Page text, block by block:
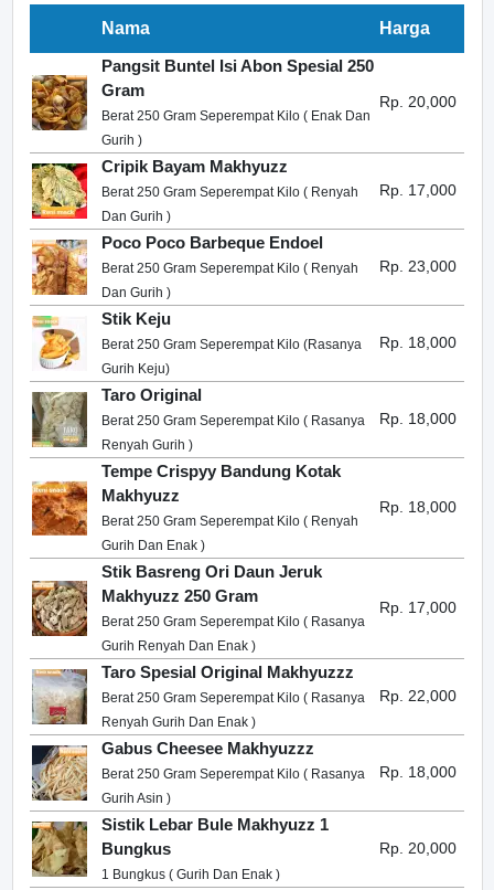
Nama
Harga
Pangsit Buntel Isi Abon Spesial 250
Gram
Berat 250 Gram Seperempat Kilo ( Enak Dan
Gurih )
Rp. 20,000
Cripik Bayam Makhyuzz
Berat 250 Gram Seperempat Kilo ( Renyah
Dan Gurih )
Rp. 17,000
Poco Poco Barbeque Endoel
Berat 250 Gram Seperempat Kilo ( Renyah
Dan Gurih )
Rp. 23,000
Stik Keju
Berat 250 Gram Seperempat Kilo (Rasanya
Gurih Keju)
Rp. 18,000
Taro Original
Berat 250 Gram Seperempat Kilo ( Rasanya
Renyah Gurih )
Rp. 18,000
Tempe Crispyy Bandung Kotak
Makhyuzz
Berat 250 Gram Seperempat Kilo ( Renyah
Gurih Dan Enak )
Rp. 18,000
Stik Basreng Ori Daun Jeruk
Makhyuzz 250 Gram
Berat 250 Gram Seperempat Kilo ( Rasanya
Gurih Renyah Dan Enak )
Rp. 17,000
Taro Spesial Original Makhyuzzz
Berat 250 Gram Seperempat Kilo ( Rasanya
Renyah Gurih Dan Enak )
Rp. 22,000
Gabus Cheesee Makhyuzzz
Berat 250 Gram Seperempat Kilo ( Rasanya
Gurih Asin )
Rp. 18,000
Sistik Lebar Bule Makhyuzz 1
Bungkus
1 Bungkus ( Gurih Dan Enak )
Rp. 20,000